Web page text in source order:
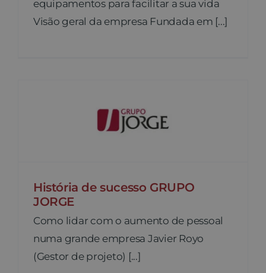
equipamentos para facilitar a sua vida
Visão geral da empresa Fundada em [...]
História de sucesso GRUPO
JORGE
Como lidar com o aumento de pessoal
numa grande empresa Javier Royo
(Gestor de projeto) [...]